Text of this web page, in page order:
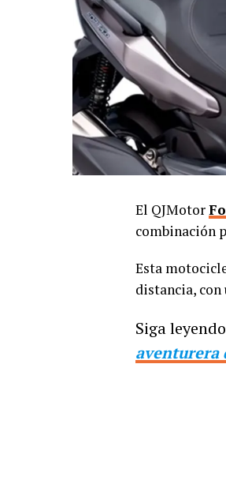
El QJMotor
combinación
Esta
distancia,
Siga
aventurera